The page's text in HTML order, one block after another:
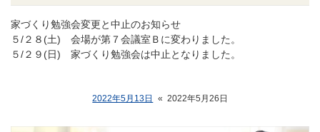
家づくり勉強会変更と中止のお知らせ
５/２８(土) 会場が第７会議室Ｂに変わりました。
５/２９(日) 家づくり勉強会は中止となりました。
2022年5月13日 « 2022年5月26日